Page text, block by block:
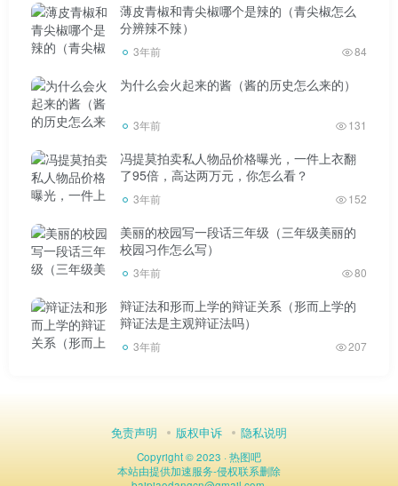
益安排显然不是制约因素抖音。以社交平台淘宝、天猫链接
的转发行为为例。抖音、Aauto Quicker、微博等主流社交媒
他们一定份额的账号(技术服务费，其实就是提成)来换取他
们对淘宝和天猫商品链接的支持抖音。互联网行业分析师佩
佩表示，看好腾讯与阿里未来签署相关战略协议，符合当前
互联网反垄断与互联互通抖音的监管精神。阿里和腾讯可能
就“淘宝客”环节的收入分成达成协议，分成比例参考抖音，
Aauto quickless；同时，腾讯不再屏蔽纯粹出于个人兴趣、
不涉及经济利益的淘宝链接。值得注意的是，互联互通的政
策已经落地，但监管层继续释放信号，强调互联网平台间一
视同仁抖音。10月29日，国家市场监督管理总局发布《落实
互联网平台主体责任指引(征求意见稿)》。征求意见稿中，
或服务时，对平台本身(或关联企业)和平台内经营者一视同
仁，不给予自己优惠。第三条【开放生态】超大型平台运营
薄皮青椒和青尖椒哪个是辣的（青尖椒怎么
分辨辣不辣）
3年前 84
为什么会火起来的酱（酱的历史怎么来的）
3年前 131
冯提莫拍卖私人物品价格曝光，一件上衣翻
了95倍，高达两万元，你怎么看？
3年前 152
美丽的校园写一段话三年级（三年级美丽的
校园习作怎么写）
3年前 80
辩证法和形而上学的辩证关系（形而上学的
辩证法是主观辩证法吗）
3年前 207
免责声明 版权申诉 隐私说明
Copyright © 2023 ·热图吧
本站由提供加速服务-侵权联系删除